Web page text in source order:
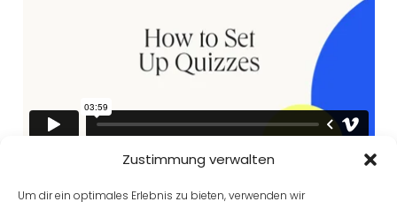
Zustimmung verwalten
Um dir ein optimales Erlebnis zu bieten, verwenden wir